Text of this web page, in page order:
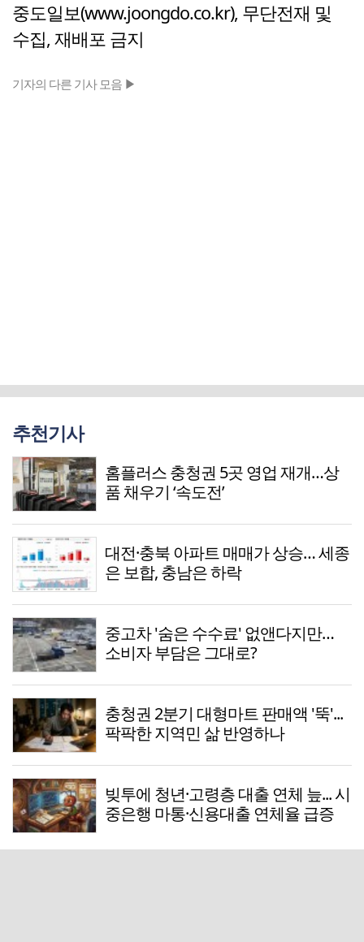
중도일보(www.joongdo.co.kr), 무단전재 및
수집, 재배포 금지
기자의 다른 기사 모음 ▶
추천기사
홈플러스 충청권 5곳 영업 재개…상
품 채우기 ‘속도전’
대전·충북 아파트 매매가 상승… 세종
은 보합, 충남은 하락
중고차 '숨은 수수료' 없앤다지만…
소비자 부담은 그대로?
충청권 2분기 대형마트 판매액 '뚝'...
팍팍한 지역민 삶 반영하나
빚투에 청년·고령층 대출 연체 늪... 시
중은행 마통·신용대출 연체율 급증